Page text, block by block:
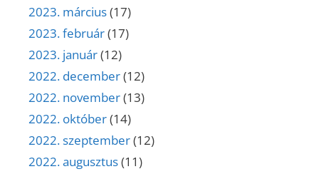
2023. március(17)
2023. február(17)
2023. január(12)
2022. december(12)
2022. november(13)
2022. október(14)
2022. szeptember(12)
2022. augusztus(11)